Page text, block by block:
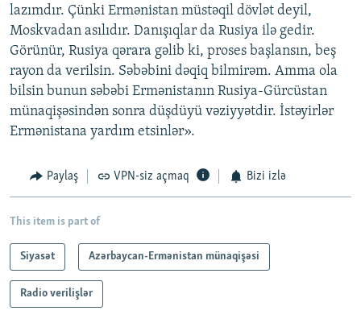
lazımdır. Çünki Ermənistan müstəqil dövlət deyil,
Moskvadan asılıdır. Danışıqlar da Rusiya ilə gedir.
Görünür, Rusiya qərara gəlib ki, proses başlansın, beş
rayon da verilsin. Səbəbini dəqiq bilmirəm. Amma ola
bilsin bunun səbəbi Ermənistanın Rusiya-Gürcüstan
münaqişəsindən sonra düşdüyü vəziyyətdir. İstəyirlər
Ermənistana yardım etsinlər».
Paylaş VPN-siz açmaq Bizi izlə
This item is part of
Siyasət Azərbaycan-Ermənistan münaqişəsi
Radio verilişlər